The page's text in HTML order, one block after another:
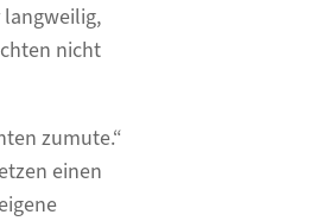
nicht
zumute.“
einen